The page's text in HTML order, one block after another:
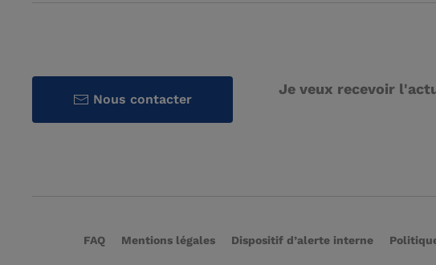
Nous contacter
Je veux recevoir
FAQ Mentions légales Dispositif d’alerte interne